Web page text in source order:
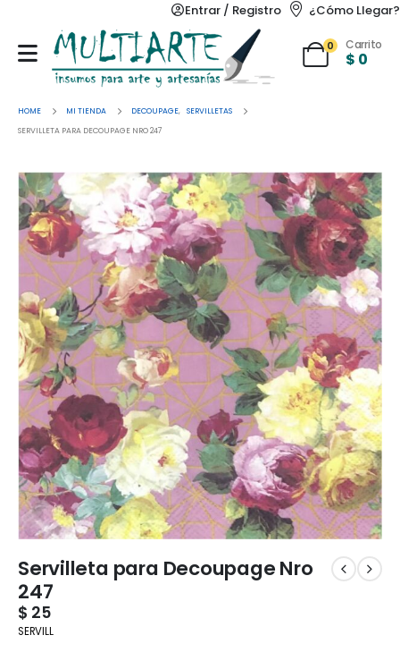
Entrar / Registro ¿Cómo Llegar?
0 Carrito
$ 0
HOME MI TIENDA DECOUPAGE, SERVILLETAS
SERVILLETA PARA DECOUPAGE NRO 247
Servilleta para Decoupage Nro
247
$ 25
SERVILL